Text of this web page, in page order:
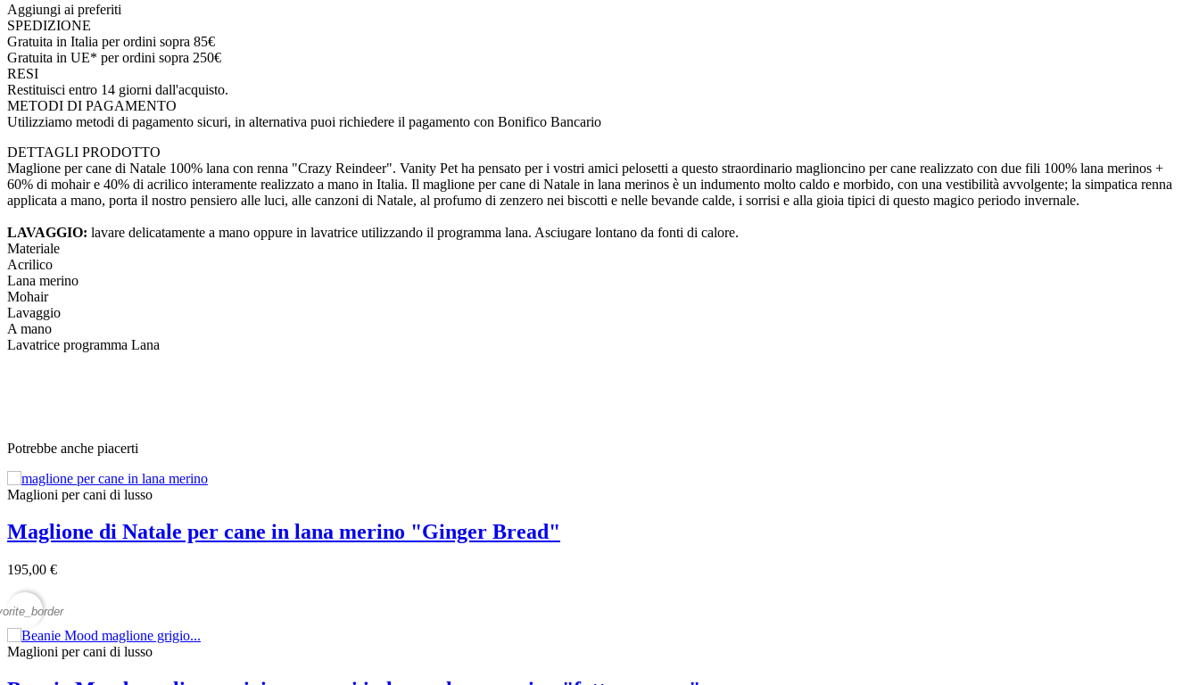
Aggiungi ai preferiti
SPEDIZIONE
Gratuita in Italia per ordini sopra 85€
Gratuita in UE* per ordini sopra 250€
RESI
Restituisci entro 14 giorni dall'acquisto.
METODI DI PAGAMENTO
Utilizziamo metodi di pagamento sicuri, in alternativa puoi richiedere il pagamento con Bonifico Bancario
DETTAGLI PRODOTTO
Maglione per cane di Natale 100% lana con renna "Crazy Reindeer". Vanity Pet ha pensato per i vostri amici pelosetti a questo straordinario maglioncino per cane realizzato con due fili 100% lana merinos +
60% di mohair e 40% di acrilico interamente realizzato a mano in Italia. Il maglione per cane di Natale in lana merinos è un indumento molto caldo e morbido, con una vestibilità avvolgente; la simpatica renna
applicata a mano, porta il nostro pensiero alle luci, alle canzoni di Natale, al profumo di zenzero nei biscotti e nelle bevande calde, i sorrisi e alla gioia tipici di questo magico periodo invernale.
LAVAGGIO: lavare delicatamente a mano oppure in lavatrice utilizzando il programma lana. Asciugare lontano da fonti di calore.
Materiale
Acrilico
Lana merino
Mohair
Lavaggio
A mano
Lavatrice programma Lana
Potrebbe anche piacerti
Maglioni per cani di lusso
Maglione di Natale per cane in lana merino "Ginger Bread"
195,00 €
Maglioni per cani di lusso